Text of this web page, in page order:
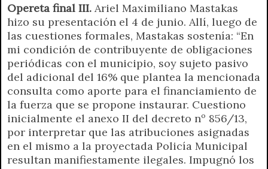
Opereta final III. Ariel Maximiliano Mastakas
hizo su presentación el 4 de junio. Allí, luego de
las cuestiones formales, Mastakas sostenía: “En
mi condición de contribuyente de obligaciones
periódicas con el municipio, soy sujeto pasivo
del adicional del 16% que plantea la mencionada
consulta como aporte para el financiamiento de
la fuerza que se propone instaurar. Cuestiono
inicialmente el anexo II del decreto nº 856/13,
por interpretar que las atribuciones asignadas
en el mismo a la proyectada Policía Municipal
resultan manifiestamente ilegales. Impugnó los